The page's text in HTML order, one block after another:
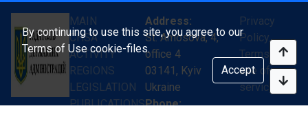
MAIN
CHSA
ACTIVITY
REGIONS
LEGISLATION
PUBLICATIONS
Address:
St. Amosova, 4,
office 4
03141, Kyiv
Ukraine
Phone:
Privacy
Policy
Terms of
use of
services
By continuing to use this site, you agree to our
Terms of Use cookie-files.
Accept